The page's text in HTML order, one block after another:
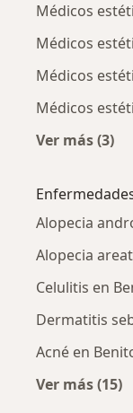
Médicos
Médicos
Médicos
Médicos
Ver más (3)
Alopecia
Alopecia
Celulitis en
Dermatitis
Acné en
Ver más (15)